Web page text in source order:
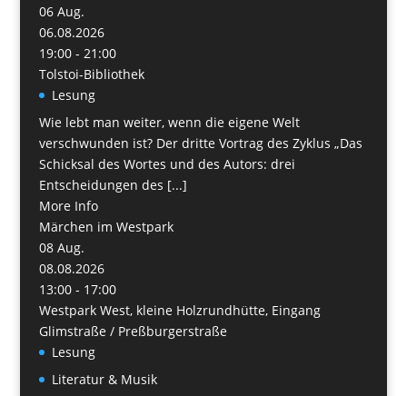
06 Aug.
06.08.2026
19:00 - 21:00
Tolstoi-Bibliothek
Lesung
Wie lebt man weiter, wenn die eigene Welt
verschwunden ist? Der dritte Vortrag des Zyklus „Das
Schicksal des Wortes und des Autors: drei
Entscheidungen des [...]
More Info
Märchen im Westpark
08 Aug.
08.08.2026
13:00 - 17:00
Westpark West, kleine Holzrundhütte, Eingang
Glimstraße / Preßburgerstraße
Lesung
Literatur & Musik